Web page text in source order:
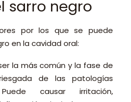
sarro negro
por los que se puede
en la cavidad oral:
la más común y la fase de
de las patologías
causar irritación,